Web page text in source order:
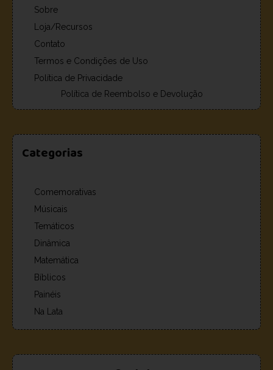
Sobre
Loja/Recursos
Contato
Termos e Condições de Uso
Política de Privacidade
Política de Reembolso e Devolução
Categorias
Comemorativas
Músicais
Temáticos
Dinâmica
Matemática
Bíblicos
Painéis
Na Lata